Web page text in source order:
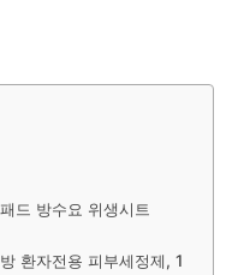
드 방수요 위생시트
환자전용 피부세정제, 1